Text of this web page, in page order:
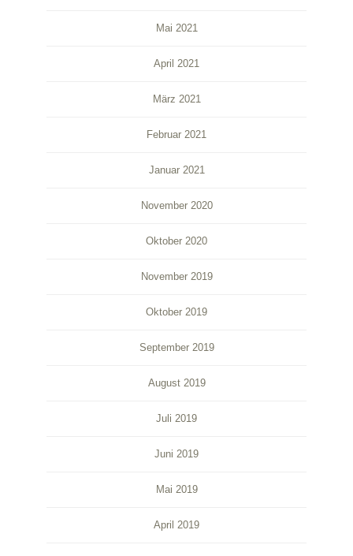
Mai 2021
April 2021
März 2021
Februar 2021
Januar 2021
November 2020
Oktober 2020
November 2019
Oktober 2019
September 2019
August 2019
Juli 2019
Juni 2019
Mai 2019
April 2019